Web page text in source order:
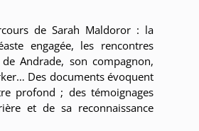
de Sarah Maldoror : la
engagée, les rencontres
Andrade, son compagnon,
Des documents évoquent
profond ; des témoignages
et de sa reconnaissance